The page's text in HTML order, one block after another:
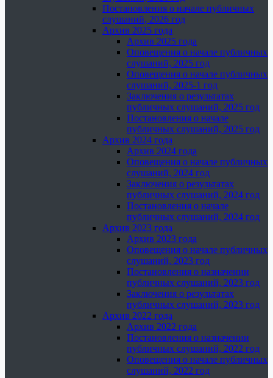
Постановления о начале публичных
слушаний, 2026 год
Архив 2025 года
Архив 2025 года
Оповещения о начале публичных
слушаний, 2025 год
Оповещения о начале публичных
слушаний, 2025-1 год
Заключения о результатах
публичных слушаний, 2025 год
Постановления о начале
публичных слушаний, 2025 год
Архив 2024 года
Архив 2024 года
Оповещения о начале публичных
слушаний, 2024 год
Заключения о результатах
публичных слушаний, 2024 год
Постановления о начале
публичных слушаний, 2024 год
Архив 2023 года
Архив 2023 года
Оповещения о начале публичных
слушаний, 2023 год
Постановления о назначении
публичных слушаний, 2023 год
Заключения о результатах
публичных слушаний, 2023 год
Архив 2022 года
Архив 2022 года
Постановления о назначении
публичных слушаний, 2022 год
Оповещения о начале публичных
слушаний, 2022 год